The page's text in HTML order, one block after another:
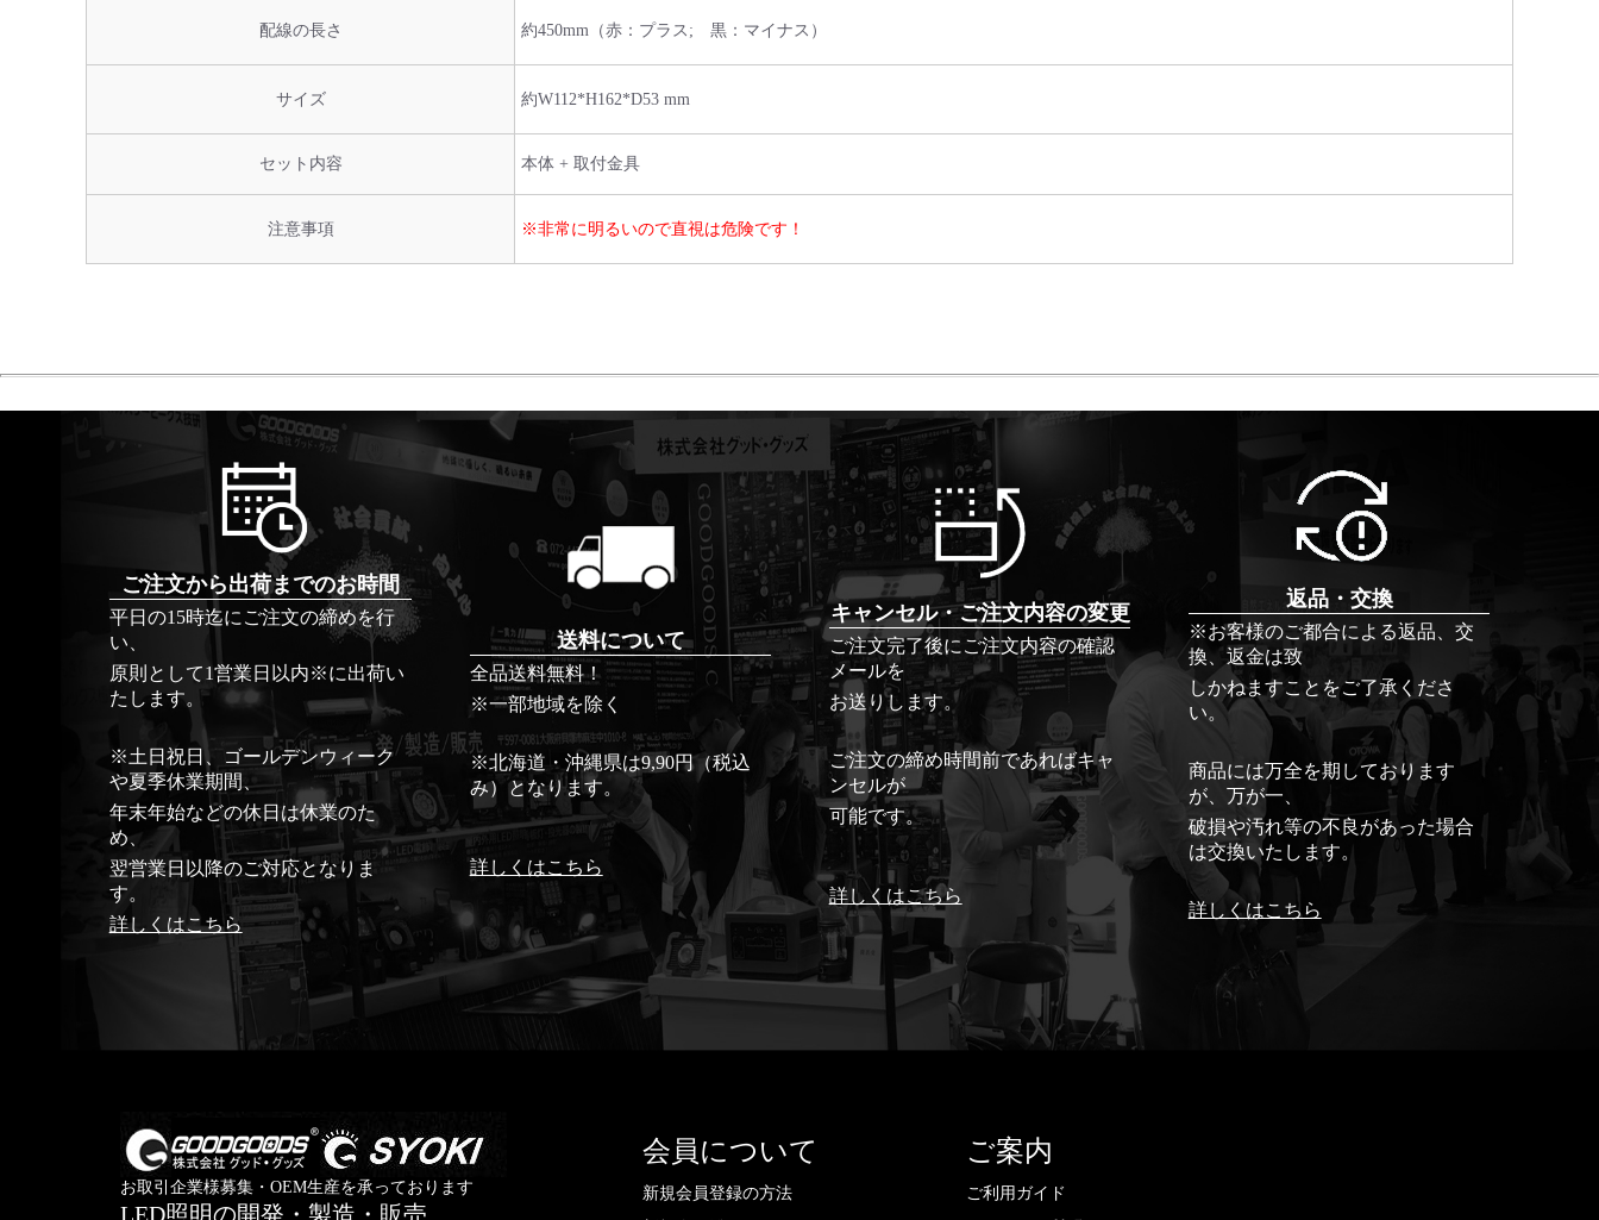
配線の長さ 約450mm（赤：プラス; 黒：マイナス）
サイズ 約W112*H162*D53 mm
セット内容 本体 + 取付金具
注意事項 ※非常に明るいので直視は危険です！
ご注文から出荷までのお時間
平日の15時迄にご注文の締めを行
い、
原則として1営業日以内※に出荷い
たします。
※土日祝日、ゴールデンウィーク
や夏季休業期間、
年末年始などの休日は休業のた
め、
翌営業日以降のご対応となりま
す。
詳しくはこちら
送料について
全品送料無料！
※一部地域を除く
※北海道・沖縄県は9,90円（税込
み）となります。
詳しくはこちら
キャンセル・ご注文内容の変更
ご注文完了後にご注文内容の確認
メールを
お送りします。
ご注文の締め時間前であればキャ
ンセルが
可能です。
詳しくはこちら
返品・交換
※お客様のご都合による返品、交
換、返金は致
しかねますことをご了承くださ
い。
商品には万全を期しております
が、万が一、
破損や汚れ等の不良があった場合
は交換いたします。
詳しくはこちら
お取引企業様募集・OEM生産を承っております
LED照明の開発・製造・販売
会員について
新規会員登録の方法
ご案内
ご利用ガイド